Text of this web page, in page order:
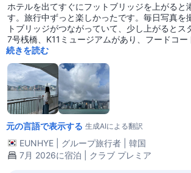
ホテルを出てすぐにフットブリッジを上がると
す。旅行中ずっと楽しかったです。毎日写真を
トブリッジがつながっていて、少し上がるとス
7号桟橋、K11ミュージアムがあり、フードコー
で良かったです。ただ、シンフォニー・オブ・
ではなくなっていて、それがとても残念でした
前でドローンショーとシンフォニー・オブ・ラ
ったです。たまたまクラブプレミアに滞在する
ャトルも提供してもらえ、ラウンジバーも利用
です。朝食も美味しかった！種類もかなり豊富
続きを読む
元の言語で表示する 生成AIによる翻訳
EUNHYE グループ旅行者
韓国
7月 2026に宿泊 | クラブ プレミア